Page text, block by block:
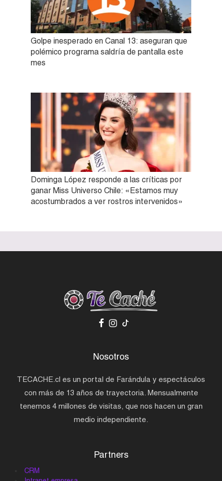
Golpe inesperado en Canal 13: aseguran que
polémico programa saldría de pantalla este
mes
Dominga López responde a las críticas por
ganar Miss Universo Chile: «Estamos muy
acostumbrados a ver rostros intervenidos»
Nosotros
TECACHE.cl es un portal de Farándula y espectáculos
con más de 13 años de trayectoria. Mensualmente
tenemos 4 millones de visitas, que nos hacen un gran
medio independiente.
Partners
CRM